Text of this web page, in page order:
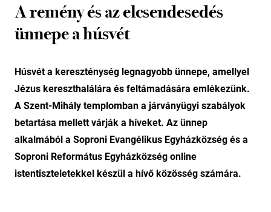
A remény és az elcsendesedés
ünnepe a húsvét
Húsvét a kereszténység legnagyobb ünnepe, amellyel
Jézus kereszthalálára és feltámadására emlékezünk.
A Szent-Mihály templomban a járványügyi szabályok
betartása mellett várják a híveket. Az ünnep
alkalmából a Soproni Evangélikus Egyházközség és a
Soproni Református Egyházközség online
istentiszteletekkel készül a hívő közösség számára.